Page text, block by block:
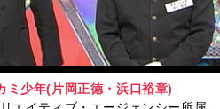
ミ少年(片岡正徳・浜口裕章)